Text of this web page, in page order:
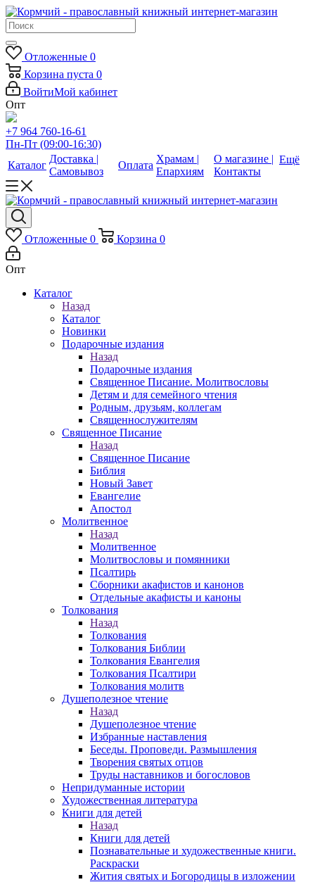
Отложенные 0
Корзина пуста 0
ВойтиМой кабинет
Опт
+7 964 760-16-61
Пн-Пт (09:00-16:30)
Каталог
Доставка |
Самовывоз
Оплата
Храмам |
Епархиям
О магазине |
Контакты
Ещё
Отложенные 0 Корзина 0
Опт
Каталог
Назад
Каталог
Новинки
Подарочные издания
Назад
Подарочные издания
Священное Писание. Молитвословы
Детям и для семейного чтения
Родным, друзьям, коллегам
Священнослужителям
Священное Писание
Назад
Священное Писание
Библия
Новый Завет
Евангелие
Апостол
Молитвенное
Назад
Молитвенное
Молитвословы и помянники
Псалтирь
Сборники акафистов и канонов
Отдельные акафисты и каноны
Толкования
Назад
Толкования
Толкования Библии
Толкования Евангелия
Толкования Псалтири
Толкования молитв
Душеполезное чтение
Назад
Душеполезное чтение
Избранные наставления
Беседы. Проповеди. Размышления
Творения святых отцов
Труды наставников и богословов
Непридуманные истории
Художественная литература
Книги для детей
Назад
Книги для детей
Познавательные и художественные книги.
Раскраски
Жития святых и Богородицы в изложении